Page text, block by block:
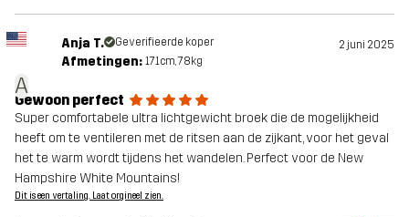
A
Anja T. Geverifieerde koper 2 juni 2025
Afmetingen: 171cm, 78kg
Gewoon perfect
Super comfortabele ultra lichtgewicht broek die de mogelijkheid
heeft om te ventileren met de ritsen aan de zijkant, voor het geval
het te warm wordt tijdens het wandelen. Perfect voor de New
Hampshire White Mountains!
Dit is een vertaling. Laat orgineel zien.